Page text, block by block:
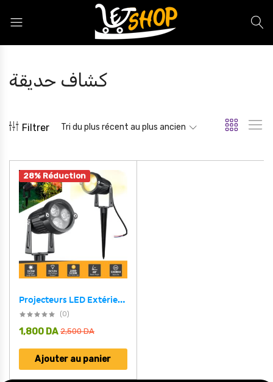
كشاف حديقة
Filtrer Tri du plus récent au plus ancien
28% Réduction
Projecteurs LED Extérieurs Étanches 12V – كشافات خارجية مقاومة للماء
(0)
2,500DA
1,800 DA
Ajouter au panier